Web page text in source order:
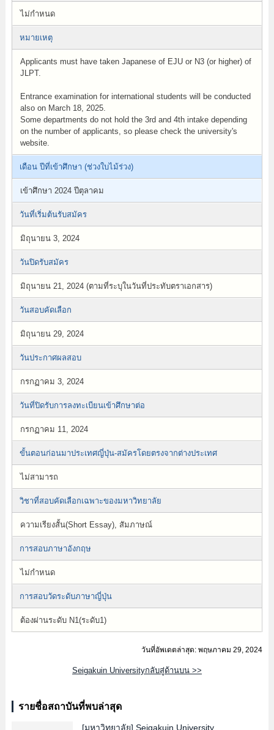
ไม่กำหนด
หมายเหตุ
Applicants must have taken Japanese of EJU or N3 (or higher) of
JLPT.
Entrance examination for international students will be conducted
also on March 18, 2025.
Some departments do not hold the 3rd and 4th intake depending
on the number of applicants, so please check the university's
website.
เดือน ปีที่เข้าศึกษา (ช่วงใบไม้ร่วง)
เข้าศึกษา 2024 ปีตุลาคม
วันที่เริ่มต้นรับสมัคร
มิถุนายน 3, 2024
วันปิดรับสมัคร
มิถุนายน 21, 2024 (ตามที่ระบุในวันที่ประทับตราเอกสาร)
วันสอบคัดเลือก
มิถุนายน 29, 2024
วันประกาศผลสอบ
กรกฏาคม 3, 2024
วันที่ปิดรับการลงทะเบียนเข้าศึกษาต่อ
กรกฏาคม 11, 2024
ขั้นตอนก่อนมาประเทศญี่ปุ่น-สมัครโดยตรงจากต่างประเทศ
ไม่สามารถ
วิชาที่สอบคัดเลือกเฉพาะของมหาวิทยาลัย
ความเรียงสั้น(Short Essay), สัมภาษณ์
การสอบภาษาอังกฤษ
ไม่กำหนด
การสอบวัดระดับภาษาญี่ปุ่น
ต้องผ่านระดับ N1(ระดับ1)
วันที่อัพเดตล่าสุด: พฤษภาคม 29, 2024
Seigakuin Universityกลับสู่ด้านบน >>
รายชื่อสถาบันที่พบล่าสุด
[มหาวิทยาลัย] Seigakuin University